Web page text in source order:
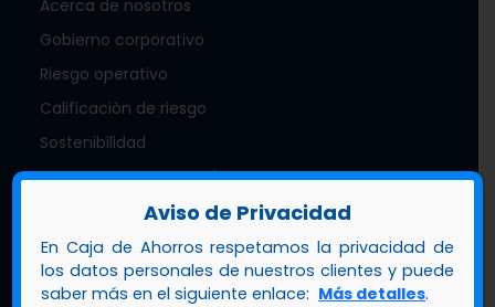
Acerca de nosotros
Gobierno corporativo
Riesgo operativo
Calificación de riesgo
Sostenibilidad
Nuestra mascota zambo
Documentos de interés
Memoria anual
Estados financieros
Aviso de Privacidad
En Caja de Ahorros respetamos la privacidad de
los datos personales de nuestros clientes y puede
saber más en el siguiente enlace: Más detalles.